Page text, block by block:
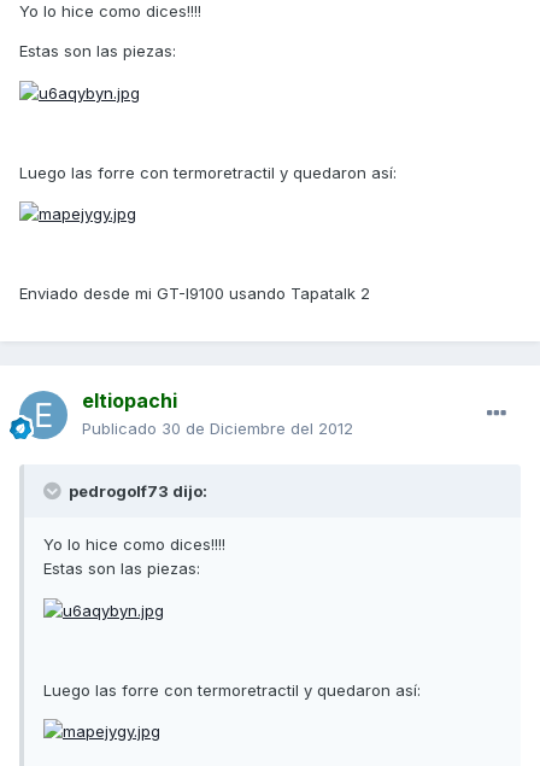
Yo lo hice como dices!!!!
Estas son las piezas:
Luego las forre con termoretractil y quedaron así:
Enviado desde mi GT-I9100 usando Tapatalk 2
eltiopachi
Publicado 30 de Diciembre del 2012
pedrogolf73 dijo:
Yo lo hice como dices!!!!
Estas son las piezas:
Luego las forre con termoretractil y quedaron así: